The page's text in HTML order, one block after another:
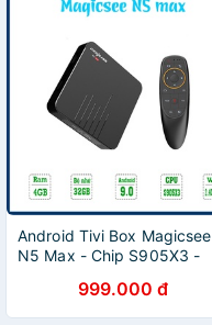
Android Tivi Box Magicsee
N5 Max - Chip S905X3 -
Phiên Bản New 2020 - Bảo
Hành 12 Tháng
999.000 đ